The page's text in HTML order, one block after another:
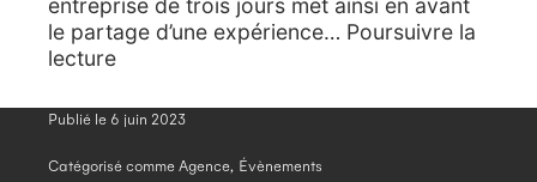
entreprise de trois jours met ainsi en avant
le partage d’une expérience… Poursuivre la
lectureNorlanda’s
2023
14ème
Publié le 6 juin 2023
Catégorisé comme Agence, Évènements